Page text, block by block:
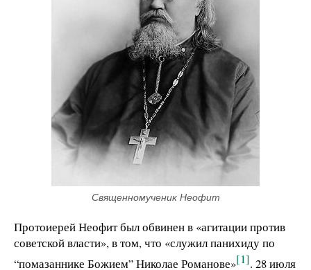
Священномученик Неофит
Протоиерей Неофит был обвинен в «агитации против
советской власти», в том, что «служил панихиду по
“помазаннике Божием” Николае Романове»[1]. 28 июля